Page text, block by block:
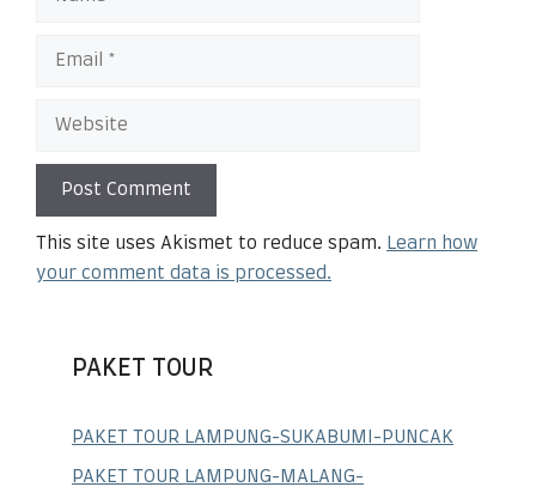
This site uses Akismet to reduce spam. Learn how
your comment data is processed.
PAKET TOUR
PAKET TOUR LAMPUNG-SUKABUMI-PUNCAK
PAKET TOUR LAMPUNG-MALANG-